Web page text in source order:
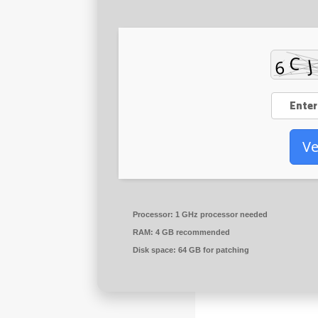
Processor: 1 GHz processor needed
RAM: 4 GB recommended
Disk space: 64 GB for patching